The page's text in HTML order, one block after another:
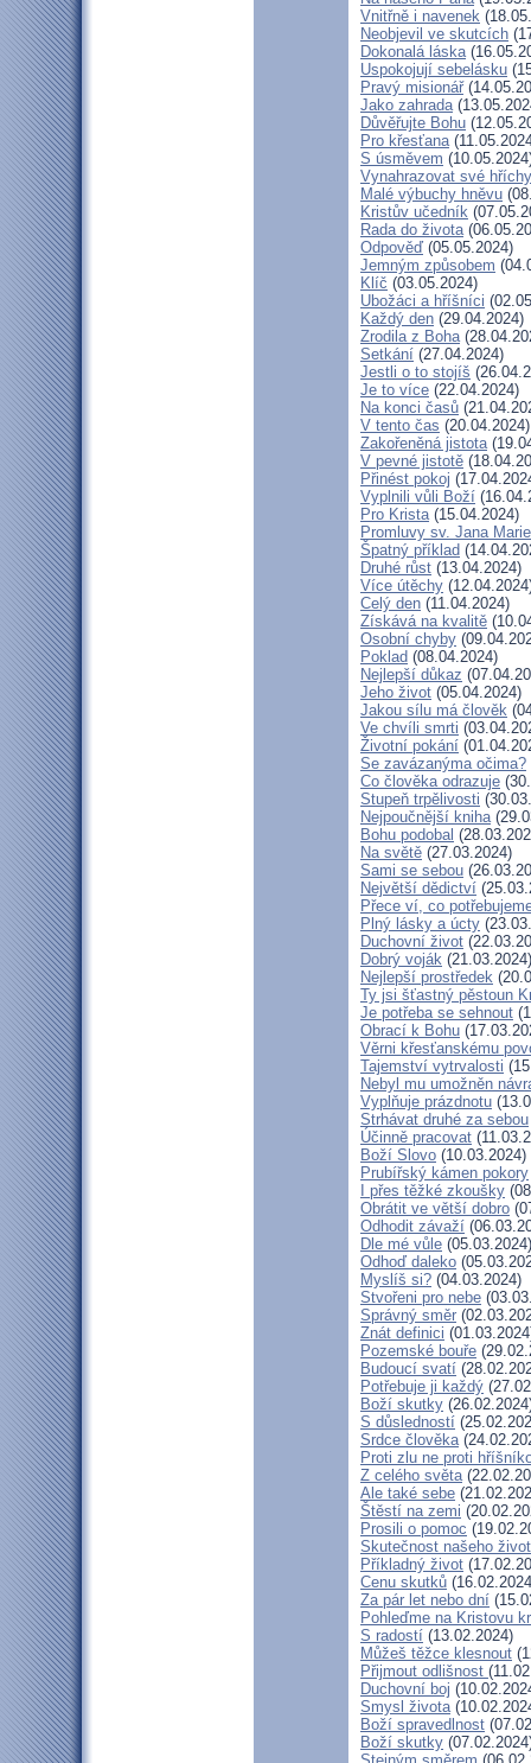
Vnitřně i navenek
Neobjevil ve skutcích
Dokonalá láska
Uspokojují sebelásku
Pravý misionář
Jako zahrada
Důvěřujte Bohu
Pro křesťana
S úsměvem
Vynahrazovat své hříchy
Malé výbuchy hněvu
Kristův učedník
Rada do života
Odpověď (05.05.2024)
Jemným způsobem
Klíč (03.05.2024)
Ubožáci a hříšníci
Každý den (29.04.2024)
Zrodila z Boha
Setkání (27.04.2024)
Jestli o to stojíš
Je to více (22.04.2024)
Na konci časů
V tento čas (20.04.2024)
Zakořeněná jistota
V pevné jistotě
Přinést pokoj
Vyplnili vůli Boží
Pro Krista(15.04.2024)
Promluvy sv. Jana
Špatný příklad
Druhé růst (13.04.2024)
Více útěchy
Celý den (11.04.2024)
Získává na kvalitě
Osobní chyby
Poklad (08.04.2024)
Nejlepší důkaz
Jeho život (05.04.2024)
Jakou sílu má člověk
Ve chvíli smrti
Životní pokání
Se zavázanýma očima?
Co člověka odrazuje
Stupeň trpělivosti
Nejpoučnější kniha
Bohu podobal
Na světě (27.03.2024)
Sami se sebou
Největší dědictví
Přece ví, co
Plný lásky a úcty
Duchovní život
Dobrý voják (21.03.2024)
Nejlepší prostředek
Ty jsi šťastný pěstoun
Je potřeba se sehnout
Obrací k Bohu
Věrni křesťanskému
Tajemství vytrvalosti
Nebyl mu umožněn
Vyplňuje prázdnotu
Strhávat druhé za sebou
Účinně pracovat
Boží Slovo (10.03.2024)
Prubířský kámen pokory
I přes těžké zkoušky
Obrátit ve větší dobro
Odhodit závaží
Dle mé vůle (05.03.2024)
Odhoď daleko
Myslíš si? (04.03.2024)
Stvořeni pro nebe
Správný směr
Znát definici
Pozemské bouře
Budoucí svatí
Potřebuje ji každý
Boží skutky
S důsledností
Srdce člověka
Proti zlu ne proti
Z celého světa
Ale také sebe
Štěstí na zemi
Prosili o pomoc
Skutečnost našeho
Příkladný život
Cenu skutků
Za pár let nebo dní
Pohleďme na Kristovu
S radostí (13.02.2024)
Můžeš těžce klesnout
Přijmout odlišnost
Duchovní boj
Smysl života
Boží spravedlnost
Boží skutky